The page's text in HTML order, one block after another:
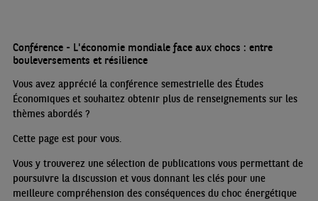
Conférence - L'économie mondiale face aux chocs : entre
bouleversements et résilience
Vous avez apprécié la conférence semestrielle des Études
Économiques et souhaitez obtenir plus de renseignements sur les
thèmes abordés?
Cette page est pour vous.
Vous y trouverez une sélection de publications vous permettant de
poursuivre la discussion et vous donnant les clés pour une
meilleure compréhension des conséquences du choc énergétique